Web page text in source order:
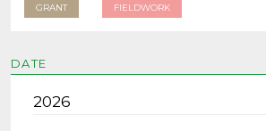
GRANT FIELDWORK
DATE
2026